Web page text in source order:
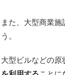
また、大型商業施
う。
大型ビルなどの原